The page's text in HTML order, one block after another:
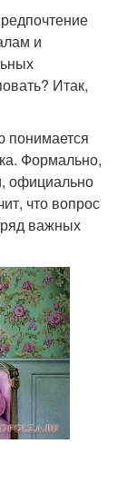
и
Итак,
понимается
Формально,
официально
что вопрос
важных